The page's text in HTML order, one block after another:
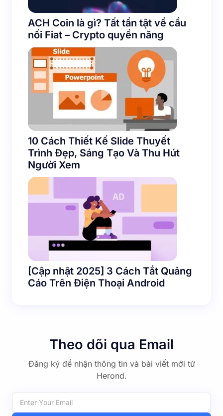
ACH Coin là gì? Tất tần tật về cầu
nối Fiat – Crypto quyền năng
10 Cách Thiết Kế Slide Thuyết
Trình Đẹp, Sáng Tạo Và Thu Hút
Người Xem
[Cập nhật 2025] 3 Cách Tắt Quảng
Cáo Trên Điện Thoại Android
Theo dõi qua Email
Đăng ký để nhận thông tin và bài viết mới từ
Herond.